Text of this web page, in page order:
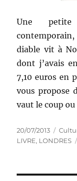
Une petite
diable vit à
dont j’avais
7,10 euros en
vous propose
vaut le coup
Publié
le
20/07/2013
LIVRE, LONDRES